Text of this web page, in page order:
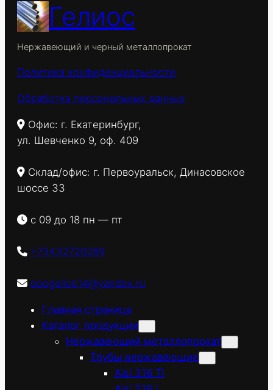
Гелиос
Нержавеющий и черный металлопрокат
Политика конфиденциальности
Обработка персональных данных
Офис: г. Екатеринбург,
ул. Шевченко 9, оф. 409
Склад/офис: г. Первоуральск, Динасовское
шоссе 33
с 09 до 18 пн — пт
+73432720289
ooogelios14@yandex.ru
Главная страница
Каталог продукции
Нержавеющий металлопрокат
Трубы нержавеющие
Aisi 316 Ti